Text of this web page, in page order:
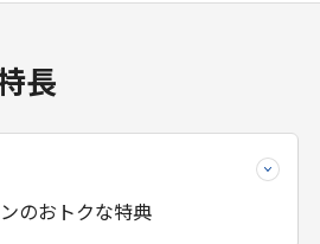
長
のおトクな特典